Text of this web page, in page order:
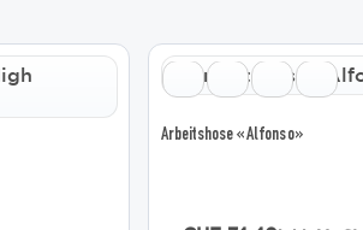
Arbeitshose «Alfonso»
Dieses
Produkt
mehrere
Optionen